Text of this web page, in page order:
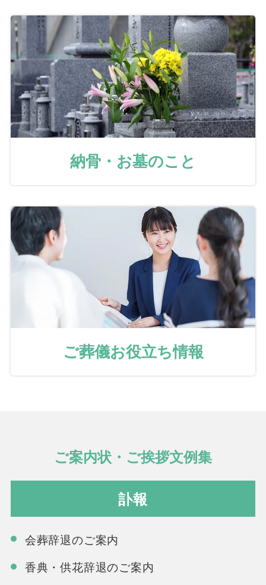
納骨・お墓のこと
ご葬儀お役立ち情報
ご案内状・ご挨拶文例集
訃報
会葬辞退のご案内
香典・供花辞退のご案内